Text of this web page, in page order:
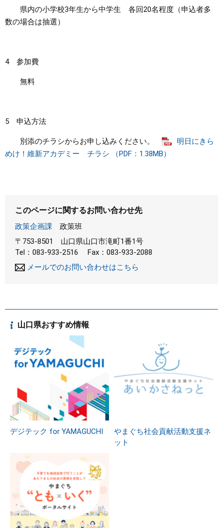
県内の小学校3年生から中学生 各回20名程度（申込者多
数の場合は抽選）
4 参加費
無料
5 申込方法
別添のチラシからお申し込みください。
明日にきら
めけ！維新アカデミー チラシ （PDF：1.38MB）
このページに関するお問い合わせ先
政策企画課
政策班
〒753-8501
山口県山口市滝町1番1号
Tel：083-933-2516
Fax：083-933-2088
メールでのお問い合わせはこちら
山口県おすすめ情報
デジテック for YAMAGUCHI
やまぐち社会貢献活動支援ネ
ット